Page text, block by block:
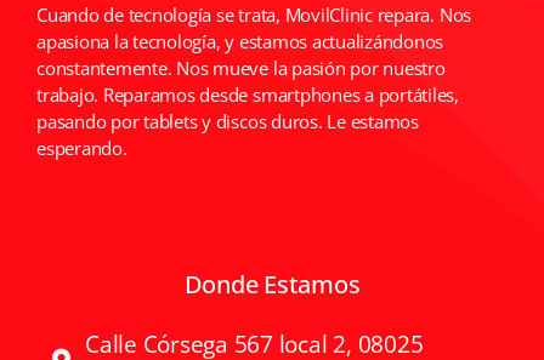
Cuando de tecnología se trata, MovilClinic repara. Nos
apasiona la tecnología, y estamos actualizándonos
constantemente. Nos mueve la pasión por nuestro
trabajo. Reparamos desde smartphones a portátiles,
pasando por tablets y discos duros. Le estamos
esperando.
Donde Estamos
Calle Córsega 567 local 2, 08025